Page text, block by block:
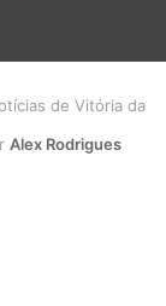
de Vitória da
Alex Rodrigues